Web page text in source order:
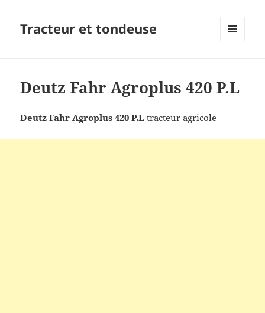
Tracteur et tondeuse
Deutz Fahr Agroplus 420 P.L
Deutz Fahr Agroplus 420 P.L tracteur agricole